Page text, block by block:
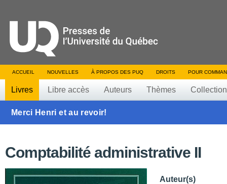
ACCUEIL NOUVELLES À PROPOS DES PUQ DROITS POUR
Livres Libre accès Auteurs Thèmes
Merci Henri et au revoir!
Comptabilité administrative II
Auteur(s)